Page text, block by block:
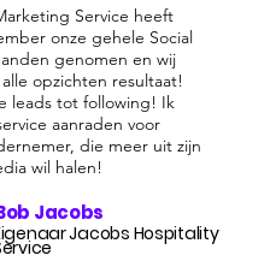
Service heeft
onze gehele Social
genomen en wij
opzichten resultaat!
leads tot following! Ik
aanraden voor
die meer uit zijn
wil halen!
Jacobs
Jacobs Hospitality